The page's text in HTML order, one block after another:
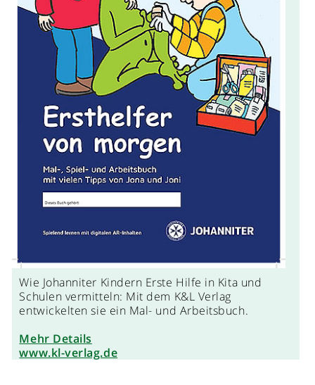
Wie Johanniter Kindern Erste Hilfe in Kita und
Schulen vermitteln: Mit dem K&L Verlag
entwickelten sie ein Mal- und Arbeitsbuch.
Mehr Details
www.kl-verlag.de